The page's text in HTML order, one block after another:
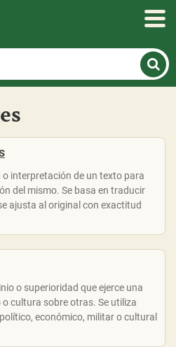
interpretación de un texto para
del mismo. Se basa en traducir
ajusta al original con exactitud
o superioridad que ejerce una
cultura sobre otras. Se utiliza
económico, militar o cultural